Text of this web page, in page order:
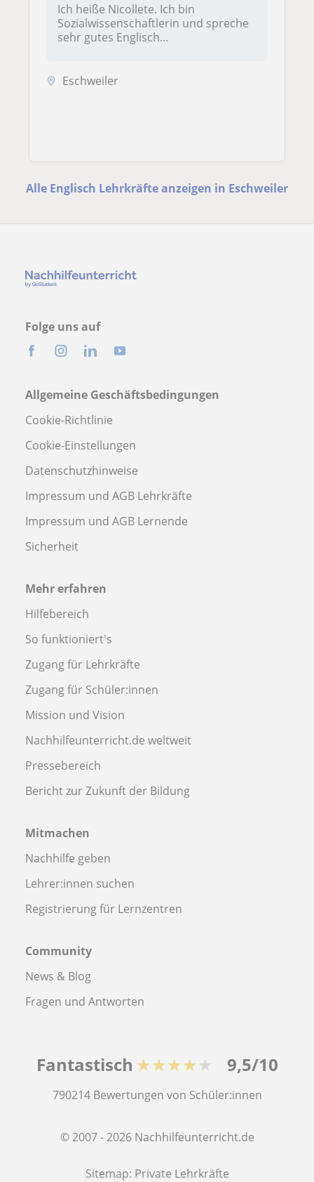
Ich heiße Nicollete. Ich bin
Sozialwissenschaftlerin und spreche
sehr gutes Englisch...
Eschweiler
Alle Englisch Lehrkräfte anzeigen in Eschweiler
Folge uns auf
Allgemeine Geschäftsbedingungen
Cookie-Richtlinie
Cookie-Einstellungen
Datenschutzhinweise
Impressum und AGB Lehrkräfte
Impressum und AGB Lernende
Sicherheit
Mehr erfahren
Hilfebereich
So funktioniert's
Zugang für Lehrkräfte
Zugang für Schüler:innen
Mission und Vision
Nachhilfeunterricht.de weltweit
Pressebereich
Bericht zur Zukunft der Bildung
Mitmachen
Nachhilfe geben
Lehrer:innen suchen
Registrierung für Lernzentren
Community
News & Blog
Fragen und Antworten
Fantastisch ★★★★★ 9,5/10
790214 Bewertungen von Schüler:innen
© 2007 - 2026 Nachhilfeunterricht.de
Sitemap: Private Lehrkräfte